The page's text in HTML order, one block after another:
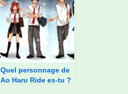
Quel personnage de
Ao Haru Ride es-tu ?